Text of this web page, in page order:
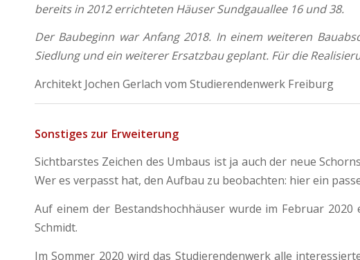
bereits in 2012 errichteten Häuser Sundgauallee 16 und 38.
Der Baubeginn war Anfang 2018. In einem weiteren
Siedlung und ein weiterer Ersatzbau geplant. Für die
Architekt Jochen Gerlach vom Studierendenwerk Freiburg
Sonstiges zur Erweiterung
Sichtbarstes Zeichen des Umbaus ist ja auch der neue
Wer es verpasst hat, den Aufbau zu beobachten: hier ein
Auf einem der Bestandshochhäuser wurde im Februar
Schmidt.
Im Sommer 2020 wird das Studierendenwerk alle